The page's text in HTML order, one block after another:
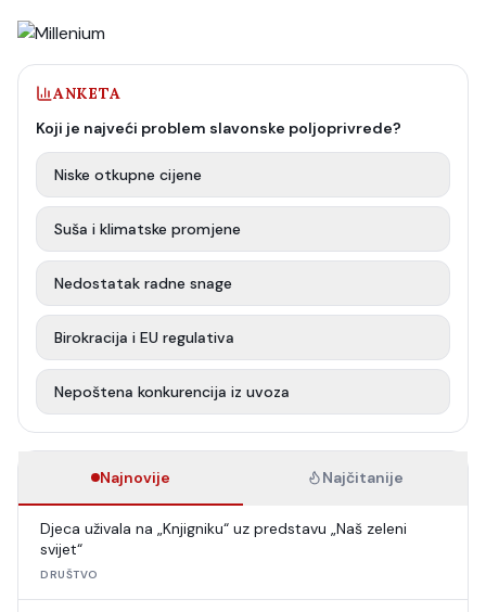
ANKETA
Koji je najveći problem slavonske poljoprivrede?
Niske otkupne cijene
Suša i klimatske promjene
Nedostatak radne snage
Birokracija i EU regulativa
Nepoštena konkurencija iz uvoza
Najnovije Najčitanije
Djeca uživala na „Knjigniku“ uz predstavu „Naš zeleni
svijet“
DRUŠTVO